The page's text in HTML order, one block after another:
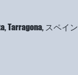
Tarragona, スペイン